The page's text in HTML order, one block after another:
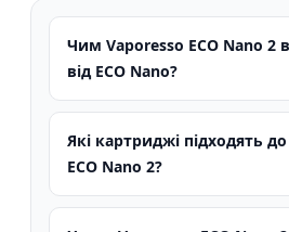
Чим Vaporesso ECO Nano 2
від ECO Nano?
Які картриджі підходять
ECO Nano 2?